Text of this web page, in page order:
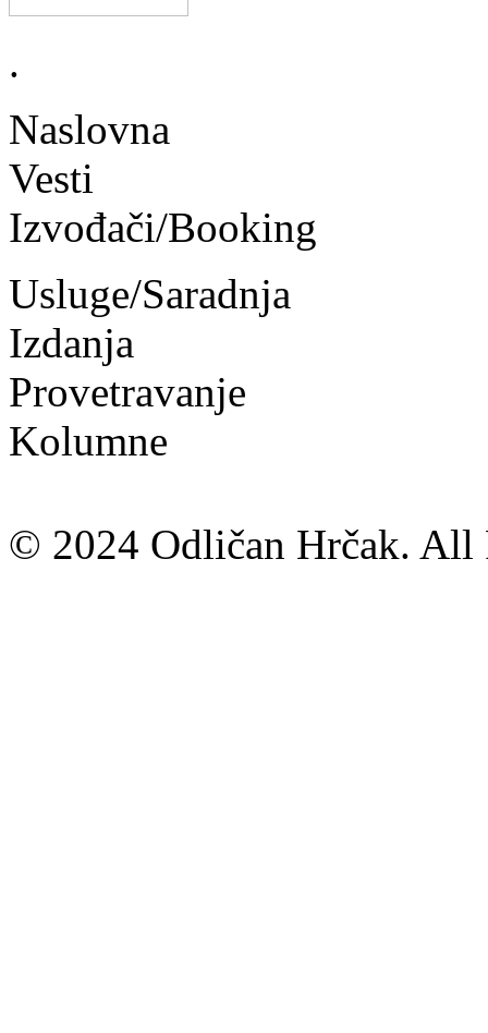
.
Naslovna
Vesti
Izvođači/Booking
Usluge/Saradnja
Izdanja
Provetravanje
Kolumne
© 2024 Odličan Hrčak. All